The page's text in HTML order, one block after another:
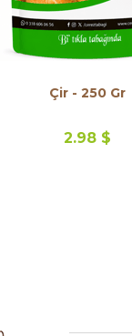
Çir - 250 Gr
2.98 $